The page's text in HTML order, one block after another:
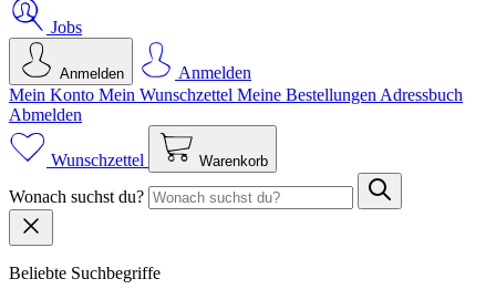
Jobs
Anmelden
Anmelden
Mein Konto Mein Wunsch­zettel Meine Bestellungen Adressbuch
Abmelden
Wunschzettel Warenkorb
Wonach suchst du?
Beliebte Suchbegriffe